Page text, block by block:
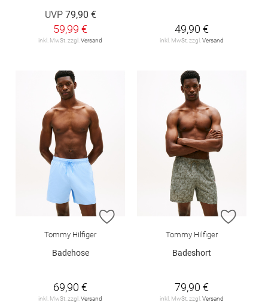
UVP 79,90 €
59,99 €
inkl. MwSt. zzgl. Versand
49,90 €
inkl. MwSt. zzgl. Versand
ZUR WUNSCHLISTE HINZUFÜGEN
Tommy Hilfiger
Badehose
69,90 €
inkl. MwSt. zzgl.Versand
ZUR
Tommy Hilfiger
Badeshort
79,90 €
inkl. MwSt. zzgl.Versand